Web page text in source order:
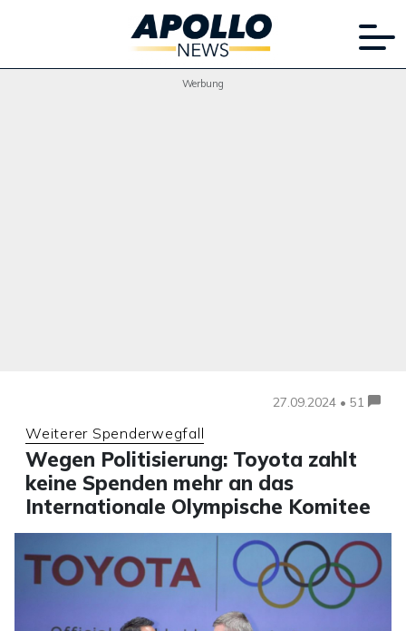
Werbung
27.09.2024 • 51
Weiterer Spenderwegfall
Wegen Politisierung: Toyota zahlt
keine Spenden mehr an das
Internationale Olympische Komitee